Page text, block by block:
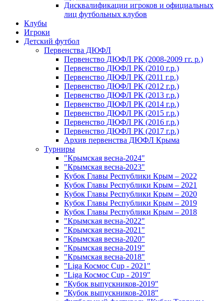
Дисквалификации игроков и официальных
лиц футбольных клубов
Клубы
Игроки
Детский футбол
Первенства ДЮФЛ
Первенство ДЮФЛ РК (2008-2009 гг. р.)
Первенство ДЮФЛ РК (2010 г.р.)
Первенство ДЮФЛ РК (2011 г.р.)
Первенство ДЮФЛ РК (2012 г.р.)
Первенство ДЮФЛ РК (2013 г.р.)
Первенство ДЮФЛ РК (2014 г.р.)
Первенство ДЮФЛ РК (2015 г.р.)
Первенство ДЮФЛ РК (2016 г.р.)
Первенство ДЮФЛ РК (2017 г.р.)
Архив первенства ДЮФЛ Крыма
Турниры
"Крымская весна-2024"
"Крымская весна-2023"
Кубок Главы Республики Крым – 2022
Кубок Главы Республики Крым – 2021
Кубок Главы Республики Крым – 2020
Кубок Главы Республики Крым – 2019
Кубок Главы Республики Крым – 2018
"Крымская весна-2022"
"Крымская весна-2021"
"Крымская весна-2020"
"Крымская весна-2019"
"Крымская весна-2018"
"Liga Космос Cup - 2021"
"Liga Космос Cup - 2019"
"Кубок выпускников-2019"
"Кубок выпускников-2018"